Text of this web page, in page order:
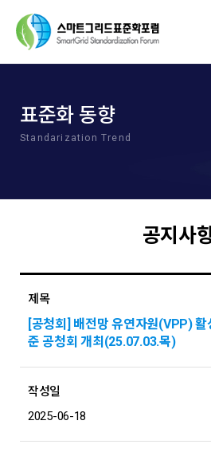
표준화 동향
Standarization Trend
공지사
제목
[공청회] 배전망 유연자원(VPP)
준 공청회 개최(25.07.03.목)
작성일
2025-06-18